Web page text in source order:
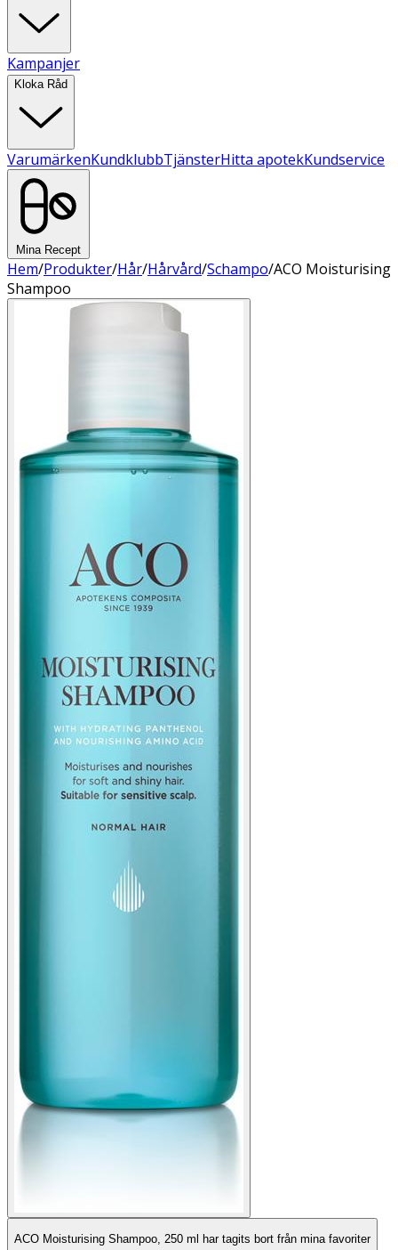
Kampanjer
Kloka Råd
VarumärkenKundklubbTjänsterHitta apotekKundservice
Mina Recept
Hem/Produkter/Hår/Hårvård/Schampo/ACO Moisturising
Shampoo
ACO Moisturising Shampoo, 250 ml har tagits bort från mina favoriter